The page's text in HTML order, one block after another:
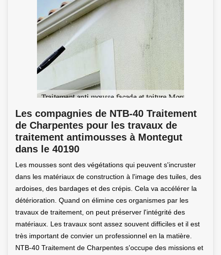
Les compagnies de NTB-40 Traitement
de Charpentes pour les travaux de
traitement antimousses à Montegut
dans le 40190
Les mousses sont des végétations qui peuvent s'incruster
dans les matériaux de construction à l'image des tuiles, des
ardoises, des bardages et des crépis. Cela va accélérer la
détérioration. Quand on élimine ces organismes par les
travaux de traitement, on peut préserver l'intégrité des
matériaux. Les travaux sont assez souvent difficiles et il est
très important de convier un professionnel en la matière.
NTB-40 Traitement de Charpentes s'occupe des missions et